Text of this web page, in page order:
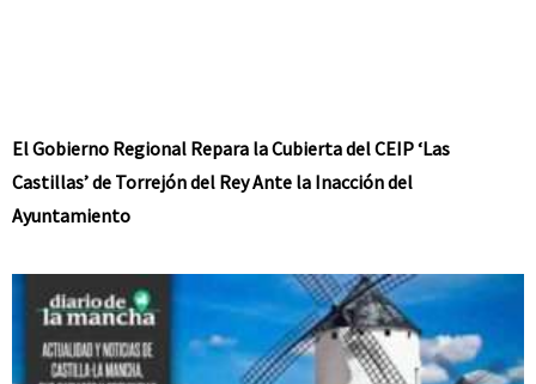
El Gobierno Regional Repara la Cubierta del CEIP ‘Las
Castillas’ de Torrejón del Rey Ante la Inacción del
Ayuntamiento